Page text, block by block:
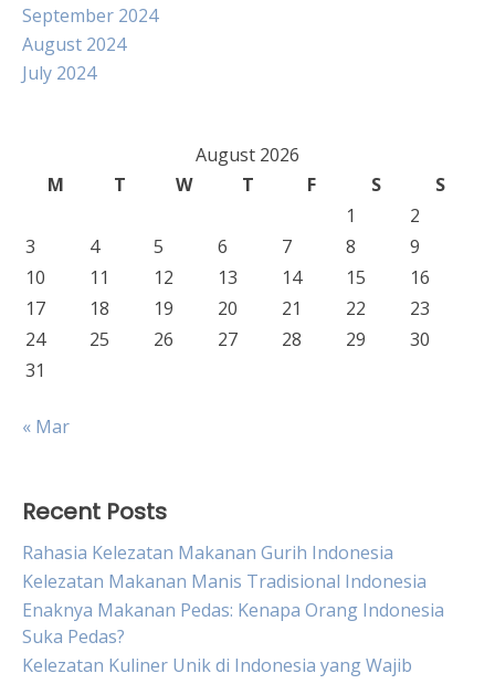
September 2024
August 2024
July 2024
August 2026
M
T W T F S
S
1
2
3
4 5 6 7 8
9
10
11 12 13 14 15
16
17
18 19 20 21 22
23
24
25 26 27 28 29
30
31
« Mar
Recent Posts
Rahasia Kelezatan Makanan Gurih Indonesia
Kelezatan Makanan Manis Tradisional Indonesia
Enaknya Makanan Pedas: Kenapa Orang Indonesia
Suka Pedas?
Kelezatan Kuliner Unik di Indonesia yang Wajib